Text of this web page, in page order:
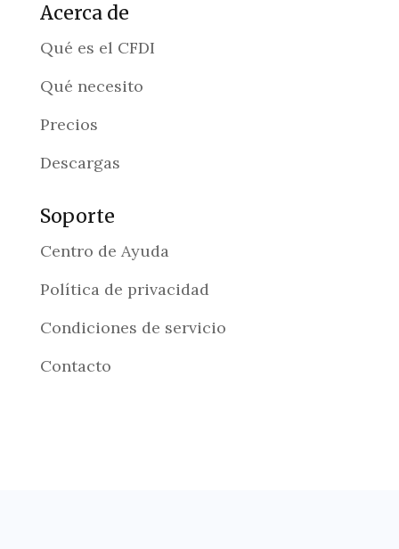
Acerca de
Qué es el CFDI
Qué necesito
Precios
Descargas
Soporte
Centro de Ayuda
Política de privacidad
Condiciones de servicio
Contacto